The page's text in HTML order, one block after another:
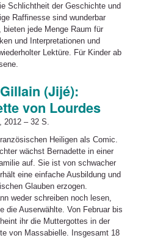
Schlichtheit der Geschichte und
Raffinesse sind wunderbar
bieten jede Menge Raum für
und Interpretationen und
Lektüre. Für Kinder ab
(Jijé):
von Lourdes
2012 – 32 S.
Heiligen als Comic.
wächst Bernadette in einer
auf. Sie ist von schwacher
eine einfache Ausbildung und
Glauben erzogen.
weder schreiben noch lesen,
die Auserwählte. Von Februar bis
ihr die Muttergottes in der
von Massabielle. Insgesamt 18